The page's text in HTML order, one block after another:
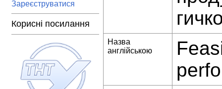
Зареєструватися
Корисні посилання
Назва
англійською